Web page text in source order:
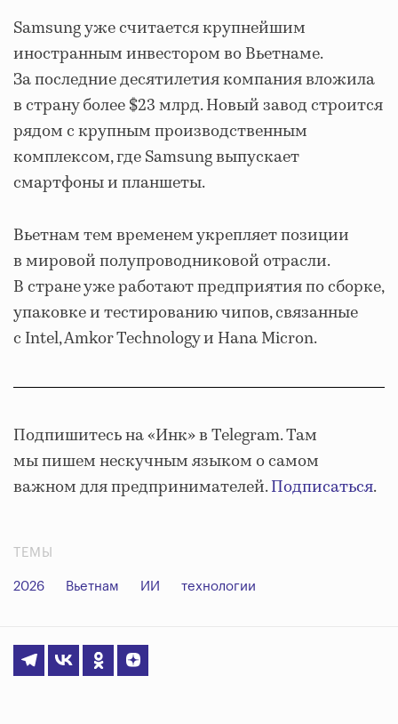
Samsung уже считается крупнейшим
иностранным инвестором во Вьетнаме.
За последние десятилетия компания вложила
в страну более $23 млрд. Новый завод строится
рядом с крупным производственным
комплексом, где Samsung выпускает
смартфоны и планшеты.
Вьетнам тем временем укрепляет позиции
в мировой полупроводниковой отрасли.
В стране уже работают предприятия по сборке,
упаковке и тестированию чипов, связанные
с Intel, Amkor Technology и Hana Micron.
Подпишитесь на «Инк» в Telegram. Там
мы пишем нескучным языком о самом
важном для предпринимателей.Подписаться.
ТЕМЫ
2026 Вьетнам ИИ технологии